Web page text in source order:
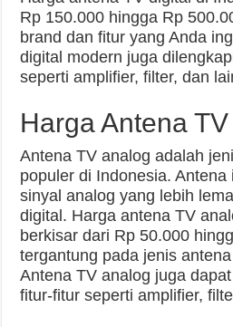
Rp 150.000 hingga Rp
brand dan fitur yang Anda
digital modern juga
seperti amplifier, filter, dan
Harga Antena
Antena TV analog adalah
populer di Indonesia.
sinyal analog yang lebih
digital. Harga antena TV
berkisar dari Rp 50.000
tergantung pada jenis
Antena TV analog juga
fitur-fitur seperti amplifier,